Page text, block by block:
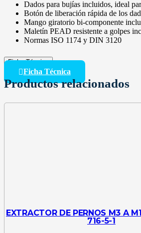
Dados para bujías incluidos, ideal
Botón de liberación rápida de los
Mango giratorio bi-componente
Maletín PEAD resistente a golpes
Normas ISO 1174 y DIN 3120
Ficha Técnica
Ficha Técnica
Productos relacionados
EXTRACTOR DE PERNOS M3 A
716-5-1